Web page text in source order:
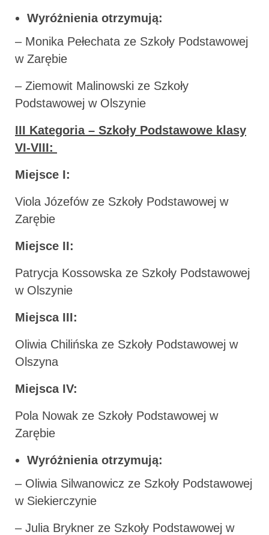
Wyróżnienia otrzymują:
– Monika Pełechata ze Szkoły Podstawowej
w Zarębie
– Ziemowit Malinowski ze Szkoły
Podstawowej w Olszynie
III Kategoria – Szkoły Podstawowe klasy
VI-VIII:
Miejsce I:
Viola Józefów ze Szkoły Podstawowej w
Zarębie
Miejsce II:
Patrycja Kossowska ze Szkoły Podstawowej
w Olszynie
Miejsca III:
Oliwia Chilińska ze Szkoły Podstawowej w
Olszyna
Miejsca IV:
Pola Nowak ze Szkoły Podstawowej w
Zarębie
Wyróżnienia otrzymują:
– Oliwia Silwanowicz ze Szkoły Podstawowej
w Siekierczynie
– Julia Brykner ze Szkoły Podstawowej w